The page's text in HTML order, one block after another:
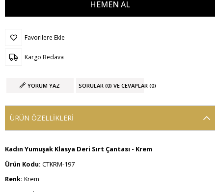
Favorilere Ekle
Kargo Bedava
YORUM YAZ SORULAR (0) VE CEVAPLAR (0)
ÜRÜN ÖZELLIKLERI
Kadın Yumuşak Klasya Deri Sırt Çantası - Krem
Ürün Kodu: CTKRM-197
Renk: Krem